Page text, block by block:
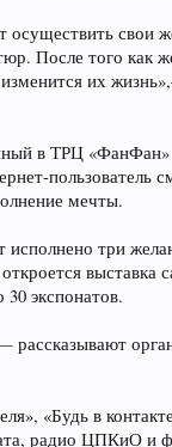
свои
После того как
их
в ТРЦ
пользователь
мечты.
исполнено три
выставка
экспонатов.
«Будь в
радио ЦПКиО и